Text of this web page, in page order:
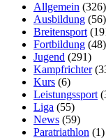
Allgemein (326)
Ausbildung (56)
Breitensport
Fortbildung (48)
Jugend (291)
Kampfrichter
Kurs (6)
Leistungssport
Liga (55)
News (59)
Paratriathlon (1)